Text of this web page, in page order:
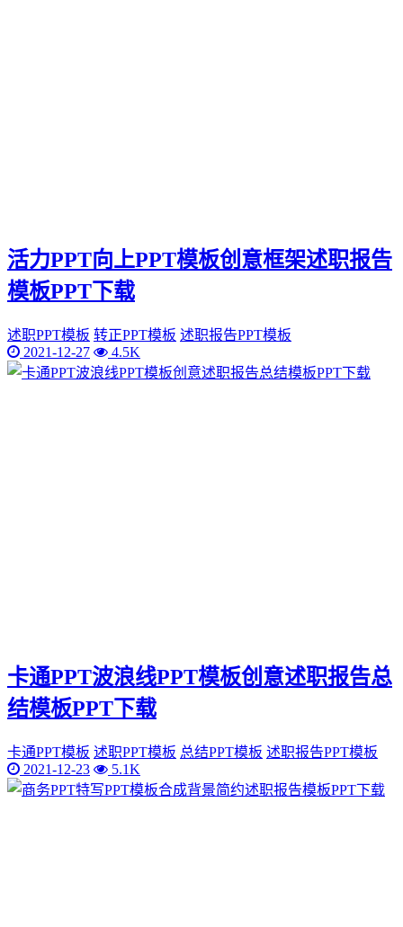
活力PPT向上PPT模板创意框架述职报告
模板PPT下载
述职PPT模板 转正PPT模板 述职报告PPT模板
2021-12-27
4.5K
卡通PPT波浪线PPT模板创意述职报告总
结模板PPT下载
卡通PPT模板 述职PPT模板 总结PPT模板 述职报告PPT模板
2021-12-23
5.1K